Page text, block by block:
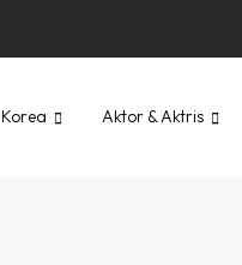
Korea Aktor & Aktris